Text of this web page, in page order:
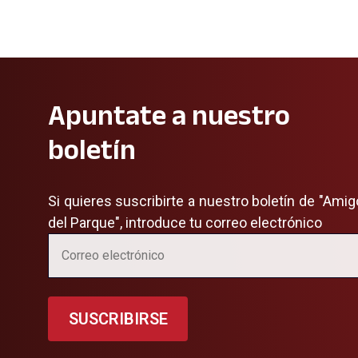
Apuntate a nuestro
boletín
Si quieres suscribirte a nuestro boletín de
del Parque", introduce tu correo electrónico
SUSCRIBIRSE